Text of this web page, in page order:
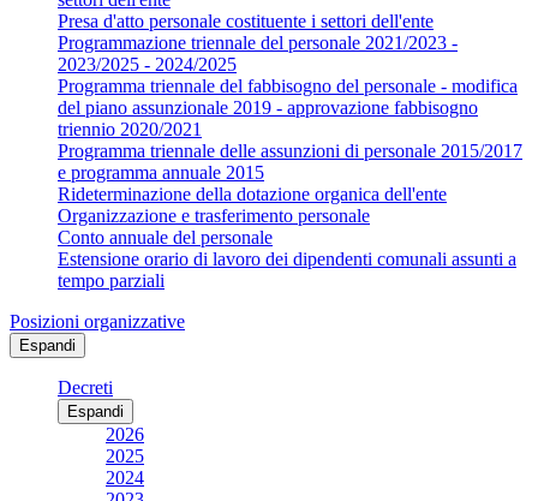
Presa d'atto personale costituente i settori dell'ente
Programmazione triennale del personale 2021/2023 -
2023/2025 - 2024/2025
Programma triennale del fabbisogno del personale - modifica
del piano assunzionale 2019 - approvazione fabbisogno
triennio 2020/2021
Programma triennale delle assunzioni di personale 2015/2017
e programma annuale 2015
Rideterminazione della dotazione organica dell'ente
Organizzazione e trasferimento personale
Conto annuale del personale
Estensione orario di lavoro dei dipendenti comunali assunti a
tempo parziali
Posizioni organizzative
Espandi
Decreti
Espandi
2026
2025
2024